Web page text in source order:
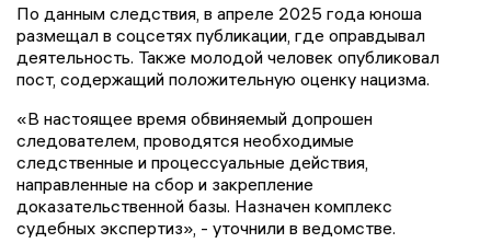
По данным следствия, в апреле 2025 года юноша
размещал в соцсетях публикации, где оправдывал
деятельность. Также молодой человек опубликовал
пост, содержащий положительную оценку нацизма.
«В настоящее время обвиняемый допрошен
следователем, проводятся необходимые
следственные и процессуальные действия,
направленные на сбор и закрепление
доказательственной базы. Назначен комплекс
судебных экспертиз», - уточнили в ведомстве.